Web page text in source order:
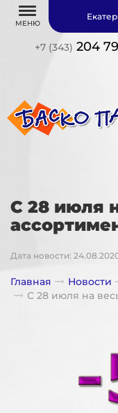
МЕНЮ
+7 (343) 204
С 28 июля
Дата новости:
Главная Новости
С 28 июля на